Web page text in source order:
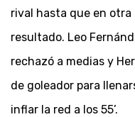
rival hasta que en
resultado. Leo
rechazó a medias y
de goleador para
inflar la red a los 55’.